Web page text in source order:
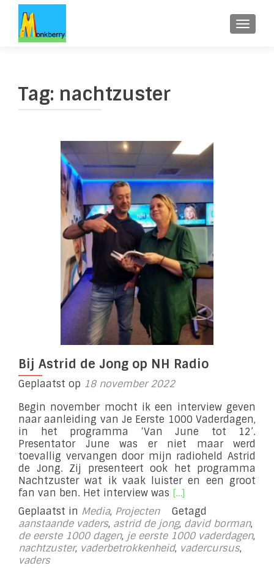
Tag: nachtzuster
Bij Astrid de Jong op NH Radio
Geplaatst op 18 november 2022
Begin november mocht ik een interview geven
naar aanleiding van Je Eerste 1000 Vaderdagen,
in het programma ‘Van June tot 12’.
Presentator June was er niet maar werd
toevallig vervangen door mijn radioheld Astrid
de Jong. Zij presenteert ook het programma
Nachtzuster wat ik vaak luister en een groot
fan van ben. Het interview was Lees
meer
overBij
Astrid
de
Jong
[…]
Geplaatst in Media, Projecten
Getagd
aanstaande vaders, astrid de jong, david borman,
de eerste 1000 dagen, je eerste 1000 vaderdagen,
nachtzuster, vaderbetrokkenheid, vadercursus,
vaders